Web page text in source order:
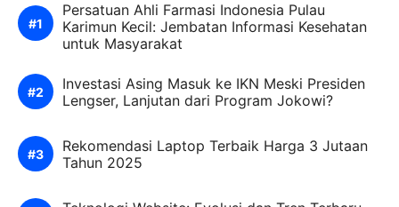
Persatuan Ahli Farmasi Indonesia Pulau
Karimun Kecil: Jembatan Informasi Kesehatan
untuk Masyarakat
Investasi Asing Masuk ke IKN Meski Presiden
Lengser, Lanjutan dari Program Jokowi?
Rekomendasi Laptop Terbaik Harga 3 Jutaan
Tahun 2025